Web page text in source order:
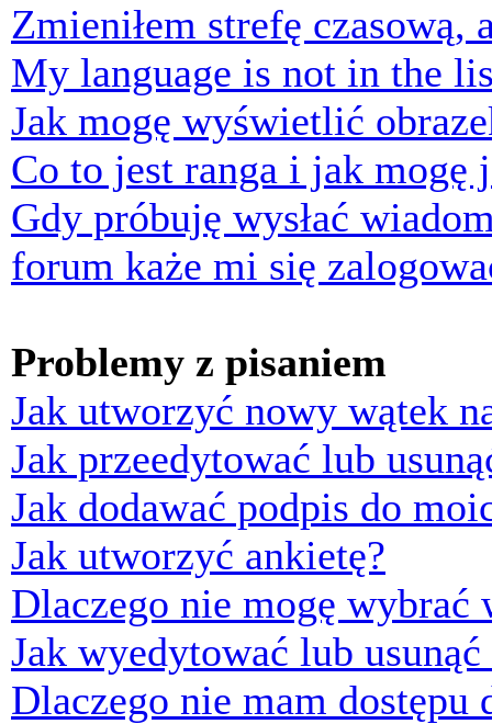
Zmieniłem strefę czasową,
My language is not in the
Jak mogę wyświetlić
Co to jest ranga i jak mogę
Gdy próbuję wysłać
forum każe mi się
Problemy z pisaniem
Jak utworzyć nowy wątek
Jak przeedytować lub
Jak dodawać podpis do
Jak utworzyć ankietę?
Dlaczego nie mogę wybrać
Jak wyedytować lub usunąć
Dlaczego nie mam dostępu